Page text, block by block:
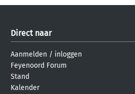
Direct naar
Aanmelden / inloggen
Feyenoord Forum
Stand
Kalender